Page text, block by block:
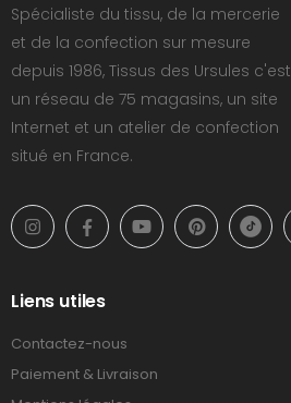
Spécialiste du tissu, de la mercerie
et de la confection sur mesure
depuis 1986, Tissus des Ursules c'est
un réseau de 75 magasins, un site
Internet et un atelier de confection
situé en France.
Liens utiles
Contactez-nous
Paiement & Livraison